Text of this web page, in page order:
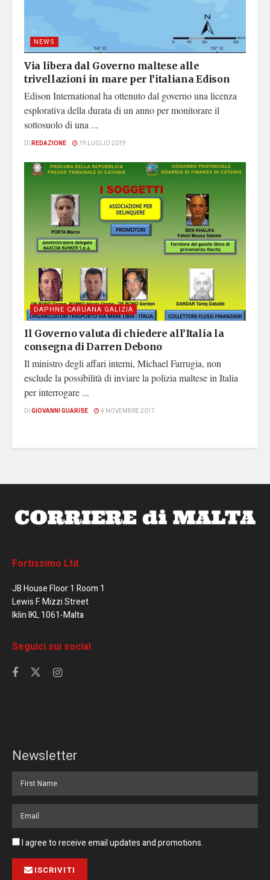
NEWS
Via libera dal Governo maltese alle
trivellazioni in mare per l’italiana Edison
Edison International ha ottenuto dal governo una licenza
esplorativa della durata di un anno per monitorare il
sottosuolo di una ...
DI REDAZIONE 19 LUGLIO 2019
DAPHNE CARUANA GALIZIA
Il Governo valuta di chiedere all’Italia la
consegna di Darren Debono
Il ministro degli affari interni, Michael Farrugia, non
esclude la possibilità di inviare la polizia maltese in Italia
per interrogare ...
DI GIOVANNI GUARISE 4 NOVEMBRE 2017
Fortissimo Ltd
JB House Floor 1 Room 1
Lewis F. Mizzi Street
Iklin IKL 1061-Malta
Seguici sui social
Newsletter
I agree to receive email updates and promotions.
ISCRIVITI